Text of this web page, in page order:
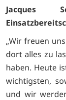
Jacques
„Wir freuen
dort alles zu
haben. Heute
wichtigsten,
und wir